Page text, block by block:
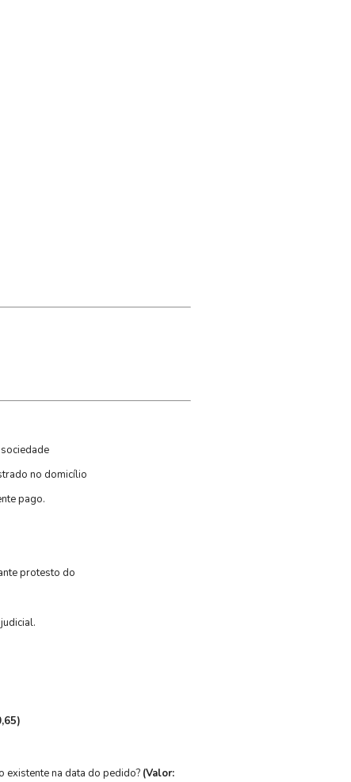
no domicílio
pago.
protesto do
existente na data do pedido? (Valor: